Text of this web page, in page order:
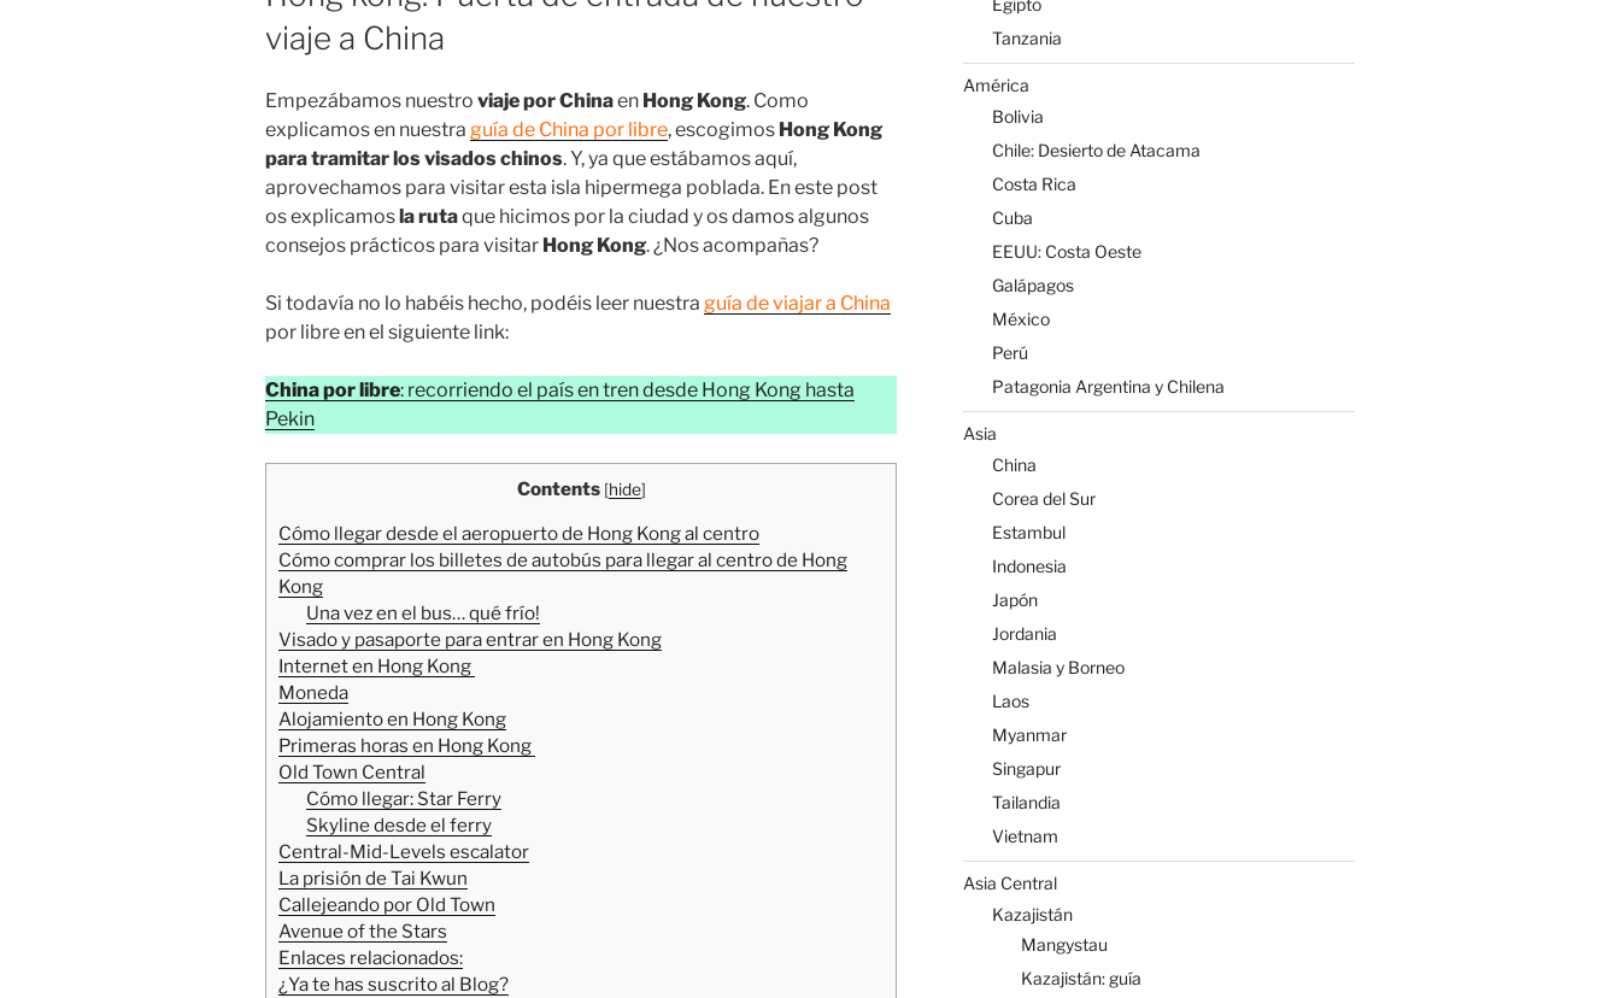
viaje a China
Empezábamos nuestro viaje por Chinaen Hong Kong. Como
explicamos en nuestra guía de China por libre, escogimos Hong Kong
para tramitar los visados chinos. Y, ya que estábamos aquí,
aprovechamos para visitar esta isla hipermega poblada. En este post
os explicamos la rutaque hicimos por la ciudad y os damos algunos
consejos prácticos para visitar Hong Kong. ¿Nos acompañas?
Si todavía no lo habéis hecho, podéis leer nuestra guía de viajar a China
por libre en el siguiente link:
China por libre: recorriendo el país en tren desde Hong Kong hasta
Pekin
Contents [hide]
Cómo llegar desde el aeropuerto de Hong Kong al centro
Cómo comprar los billetes de autobús para llegar al centro de Hong
Kong
Una vez en el bus… qué frío!
Visado y pasaporte para entrar en Hong Kong
Internet en Hong Kong
Moneda
Alojamiento en Hong Kong
Primeras horas en Hong Kong
Old Town Central
Cómo llegar: Star Ferry
Skyline desde el ferry
Central-Mid-Levels escalator
La prisión de Tai Kwun
Callejeando por Old Town
Avenue of the Stars
Enlaces relacionados:
¿Ya te has suscrito al Blog?
Tanzania
América
Bolivia
Chile: Desierto de Atacama
Costa Rica
Cuba
EEUU: Costa Oeste
Galápagos
México
Perú
Patagonia Argentina y Chilena
Asia
China
Corea del Sur
Estambul
Indonesia
Japón
Jordania
Malasia y Borneo
Laos
Myanmar
Singapur
Tailandia
Vietnam
Asia Central
Kazajistán
Mangystau
Kazajistán: guía